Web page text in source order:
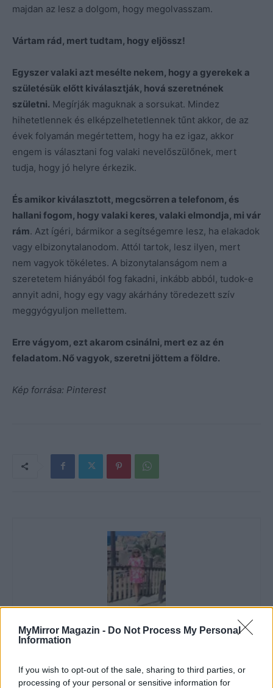
MyMirror Magazin - Do Not Process My Personal
Information
If you wish to opt-out of the sale, sharing to third parties, or
processing of your personal or sensitive information for
majdan az lesz a dolgom, hogy megolvasszam.
Vártam rád, mert tudtam, hogy eljössz!
Egyszer valaki azt mesélte nekem, hogy a gyerekek a
születésük előtt kiválasztják, hová szeretnének
születni. Megírják maguknak a sorsukat. Mindez
hihetetlennek és elképzelhetetlennek tűnt akkor, de az
évek folyamán megértettem, hogy ha ez igaz, akkor
engem is választani fog valaki nevelőszülőnek, mert
tudja, hogy jó helyre érkezik.
És amikor kiválasztott, megcsörren a telefonom, és
hallani fogom, hogy valaki keres, valaki elmondja, mi vár
rám. Azt ígéri, bármikor a segítségemre lesz, ha elakadok
vagy elbizonytalanodom. Attól tartok, lesz ilyen, mert
nem vagyok tökéletes. A bizonytalanságom nem a
szeretetem hiányából fog fakadni, inkább abból, tudok-e
annyit adni, hogy egy vagy akárhány töredezett szív
meggyógyuljon mellettem.
Erre vágyom, ezt akarom csinálni, mert ez az én
feladatom. Nő vagyok, szeretni jöttem a földre.
Kép forrása: Pinterest
Imre Hilda
Oktatás és nevelés területén dolgozom, de minden
mögé és közben keresem az embert, a nőt a jól legyártott álarcok
mögött. Néha meséket is írok, de gyakrabban novellákat,